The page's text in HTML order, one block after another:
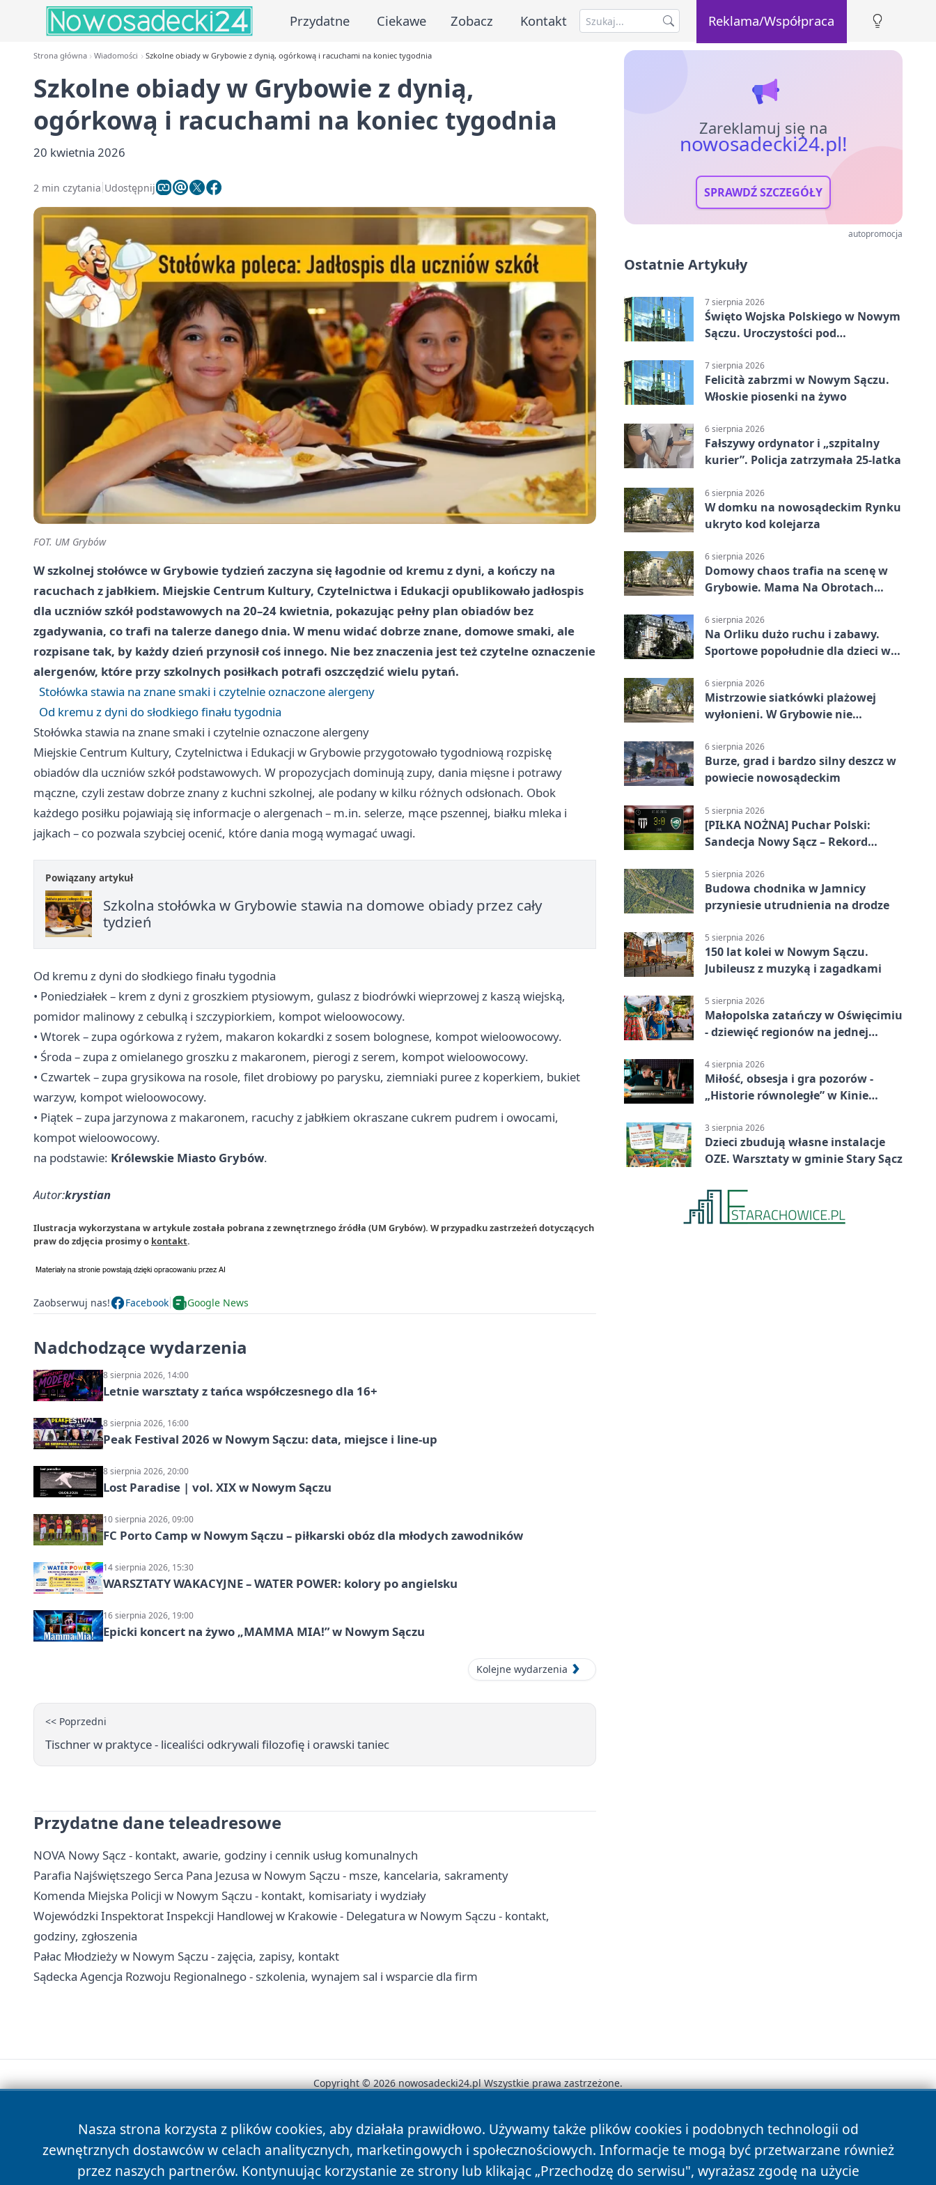
Przydatne Ciekawe Zobacz Kontakt Reklama/Współpraca
Strona główna Wiadomości Szkolne obiady w Grybowie z dynią, ogórkową i racuchami na koniec tygodnia
Szkolne obiady w Grybowie z dynią,
ogórkową i racuchami na koniec tygodnia
20 kwietnia 2026
2 min czytania Udostępnij
FOT. UM Grybów
W szkolnej stołówce w Grybowie tydzień zaczyna się łagodnie od kremu z dyni, a kończy na
racuchach z jabłkiem. Miejskie Centrum Kultury, Czytelnictwa i Edukacji opublikowało jadłospis
dla uczniów szkół podstawowych na 20–24 kwietnia, pokazując pełny plan obiadów bez
zgadywania, co trafi na talerze danego dnia. W menu widać dobrze znane, domowe smaki, ale
rozpisane tak, by każdy dzień przynosił coś innego. Nie bez znaczenia jest też czytelne oznaczenie
alergenów, które przy szkolnych posiłkach potrafi oszczędzić wielu pytań.
Stołówka stawia na znane smaki i czytelnie oznaczone alergeny
Od kremu z dyni do słodkiego finału tygodnia
Stołówka stawia na znane smaki i czytelnie oznaczone alergeny
Miejskie Centrum Kultury, Czytelnictwa i Edukacji w Grybowie przygotowało tygodniową rozpiskę
obiadów dla uczniów szkół podstawowych. W propozycjach dominują zupy, dania mięsne i potrawy
mączne, czyli zestaw dobrze znany z kuchni szkolnej, ale podany w kilku różnych odsłonach. Obok
każdego posiłku pojawiają się informacje o alergenach – m.in. selerze, mące pszennej, białku mleka i
jajkach – co pozwala szybciej ocenić, które dania mogą wymagać uwagi.
Powiązany artykuł
Szkolna stołówka w Grybowie stawia na domowe obiady przez cały
tydzień
Od kremu z dyni do słodkiego finału tygodnia
• Poniedziałek – krem z dyni z groszkiem ptysiowym, gulasz z biodrówki wieprzowej z kaszą wiejską,
pomidor malinowy z cebulką i szczypiorkiem, kompot wieloowocowy.
• Wtorek – zupa ogórkowa z ryżem, makaron kokardki z sosem bolognese, kompot wieloowocowy.
• Środa – zupa z omielanego groszku z makaronem, pierogi z serem, kompot wieloowocowy.
• Czwartek – zupa grysikowa na rosole, filet drobiowy po parysku, ziemniaki puree z koperkiem, bukiet
warzyw, kompot wieloowocowy.
• Piątek – zupa jarzynowa z makaronem, racuchy z jabłkiem okraszane cukrem pudrem i owocami,
kompot wieloowocowy.
na podstawie: Królewskie Miasto Grybów.
Autor:krystian
Ilustracja wykorzystana w artykule została pobrana z zewnętrznego źródła (UM Grybów). W przypadku zastrzeżeń dotyczących
praw do zdjęcia prosimy o kontakt.
Zaobserwuj nas! Facebook Google News
Nadchodzące wydarzenia
8 sierpnia 2026, 14:00
Letnie warsztaty z tańca współczesnego dla 16+
8 sierpnia 2026, 16:00
Peak Festival 2026 w Nowym Sączu: data, miejsce i line-up
8 sierpnia 2026, 20:00
Lost Paradise | vol. XIX w Nowym Sączu
10 sierpnia 2026, 09:00
FC Porto Camp w Nowym Sączu – piłkarski obóz dla młodych zawodników
14 sierpnia 2026, 15:30
WARSZTATY WAKACYJNE – WATER POWER: kolory po angielsku
16 sierpnia 2026, 19:00
Epicki koncert na żywo „MAMMA MIA!” w Nowym Sączu
Kolejne wydarzenia
<< Poprzedni
Tischner w praktyce - licealiści odkrywali filozofię i orawski taniec
Przydatne dane teleadresowe
NOVA Nowy Sącz - kontakt, awarie, godziny i cennik usług komunalnych
Parafia Najświętszego Serca Pana Jezusa w Nowym Sączu - msze, kancelaria, sakramenty
Komenda Miejska Policji w Nowym Sączu - kontakt, komisariaty i wydziały
Wojewódzki Inspektorat Inspekcji Handlowej w Krakowie - Delegatura w Nowym Sączu - kontakt,
godziny, zgłoszenia
Pałac Młodzieży w Nowym Sączu - zajęcia, zapisy, kontakt
Sądecka Agencja Rozwoju Regionalnego - szkolenia, wynajem sal i wsparcie dla firm
Zareklamuj się na
nowosadecki24.pl!
SPRAWDŹ SZCZEGÓŁY
autopromocja
Ostatnie Artykuły
7 sierpnia 2026
Święto Wojska Polskiego w Nowym
Sączu. Uroczystości pod
7 sierpnia 2026
Felicità zabrzmi w Nowym Sączu.
Włoskie piosenki na żywo
6 sierpnia 2026
Fałszywy ordynator i „szpitalny
kurier”. Policja zatrzymała 25-latka
6 sierpnia 2026
W domku na nowosądeckim Rynku
ukryto kod kolejarza
6 sierpnia 2026
Domowy chaos trafia na scenę w
Grybowie. Mama Na Obrotach
6 sierpnia 2026
Na Orliku dużo ruchu i zabawy.
Sportowe popołudnie dla dzieci w
6 sierpnia 2026
Mistrzowie siatkówki plażowej
wyłonieni. W Grybowie nie
6 sierpnia 2026
Burze, grad i bardzo silny deszcz w
powiecie nowosądeckim
5 sierpnia 2026
[PIŁKA NOŻNA] Puchar Polski:
Sandecja Nowy Sącz – Rekord
5 sierpnia 2026
Budowa chodnika w Jamnicy
przyniesie utrudnienia na drodze
5 sierpnia 2026
150 lat kolei w Nowym Sączu.
Jubileusz z muzyką i zagadkami
5 sierpnia 2026
Małopolska zatańczy w Oświęcimiu
- dziewięć regionów na jednej
4 sierpnia 2026
Miłość, obsesja i gra pozorów -
„Historie równoległe” w Kinie
3 sierpnia 2026
Dzieci zbudują własne instalacje
OZE. Warsztaty w gminie Stary Sącz
Nasza strona korzysta z plików cookies, aby działała prawidłowo. Używamy także plików cookies i podobnych technologii od
zewnętrznych dostawców w celach analitycznych, marketingowych i społecznościowych. Informacje te mogą być przetwarzane również
przez naszych partnerów. Kontynuując korzystanie ze strony lub klikając „Przechodzę do serwisu", wyrażasz zgodę na użycie
Copyright © 2026 nowosadecki24.pl Wszystkie prawa zastrzeżone.
News Autorzy Polityka Prywatności Polityka Cookies